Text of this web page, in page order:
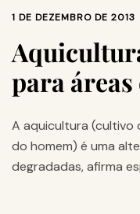
1 DE DEZEMBRO DE 2013
para
A aquicultura (cultivo
do homem) é uma
degradadas, afirma